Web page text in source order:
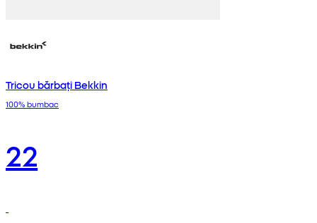
Tricou bărbați Bekkin
100% bumbac
22